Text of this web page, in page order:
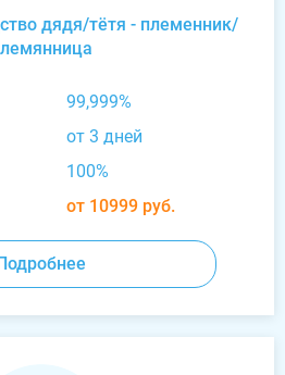
дядя/тётя - племенник/
99,999%
от 3 дней
100%
от 10999 руб.
Подробнее